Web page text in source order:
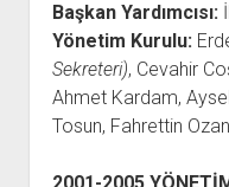
Başkan Yardımcısı:
Yönetim Kurulu:
Sekreteri), Cevahir
Ahmet Kardam,
Tosun, Fahrettin